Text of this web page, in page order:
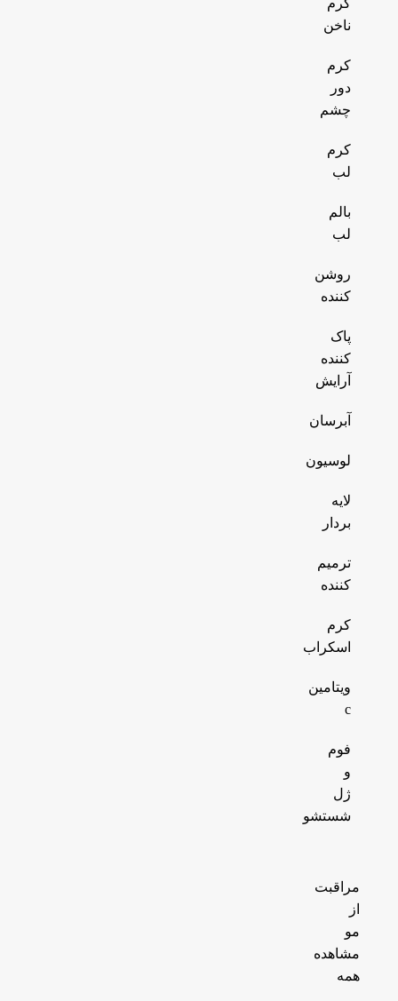
کرم
ناخن
کرم
دور
چشم
کرم
لب
بالم
لب
روشن
کننده
پاک
کننده
آرایش
آبرسان
لوسیون
لایه
بردار
ترمیم
کننده
کرم
اسکراب
ویتامین
c
فوم
و
ژل
شستشو
مراقبت
از
مو
مشاهده
همه